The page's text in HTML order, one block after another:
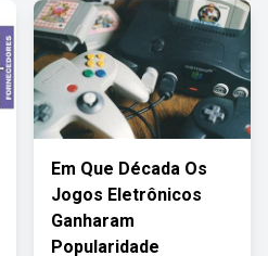
Em Que Década Os
Jogos Eletrônicos
Ganharam
Popularidade